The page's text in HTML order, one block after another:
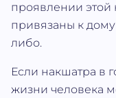
проявлении этой
привязаны к
либо.
Если накшатра в
жизни человека